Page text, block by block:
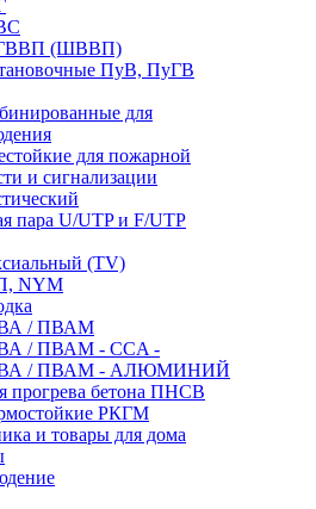
(ШВВП)
ПуВ, ПуГВ
для
для пожарной
и сигнализации
пара U/UTP и F/UTP
(TV)
NYM
/ ПВАМ
/ ПВАМ - CCA -
/ ПВАМ - АЛЮМИНИЙ
прогрева бетона ПНСВ
РКГМ
и товары для дома